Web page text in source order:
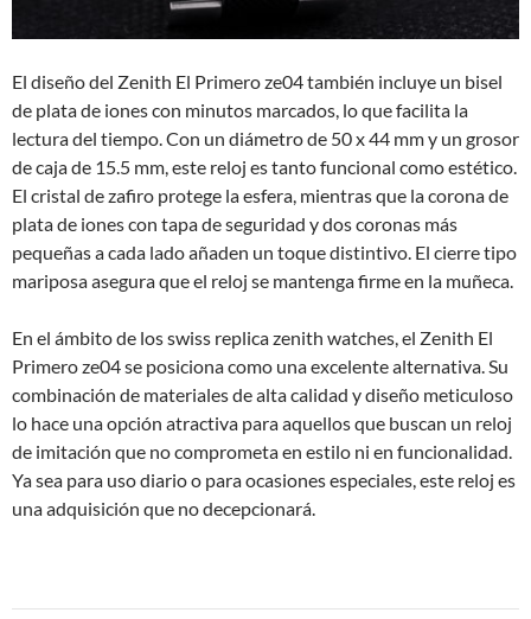
El diseño del Zenith El Primero ze04 también incluye un bisel
de plata de iones con minutos marcados, lo que facilita la
lectura del tiempo. Con un diámetro de 50 x 44 mm y un grosor
de caja de 15.5 mm, este reloj es tanto funcional como estético.
El cristal de zafiro protege la esfera, mientras que la corona de
plata de iones con tapa de seguridad y dos coronas más
pequeñas a cada lado añaden un toque distintivo. El cierre tipo
mariposa asegura que el reloj se mantenga firme en la muñeca.
En el ámbito de los swiss replica zenith watches, el Zenith El
Primero ze04 se posiciona como una excelente alternativa. Su
combinación de materiales de alta calidad y diseño meticuloso
lo hace una opción atractiva para aquellos que buscan un reloj
de imitación que no comprometa en estilo ni en funcionalidad.
Ya sea para uso diario o para ocasiones especiales, este reloj es
una adquisición que no decepcionará.